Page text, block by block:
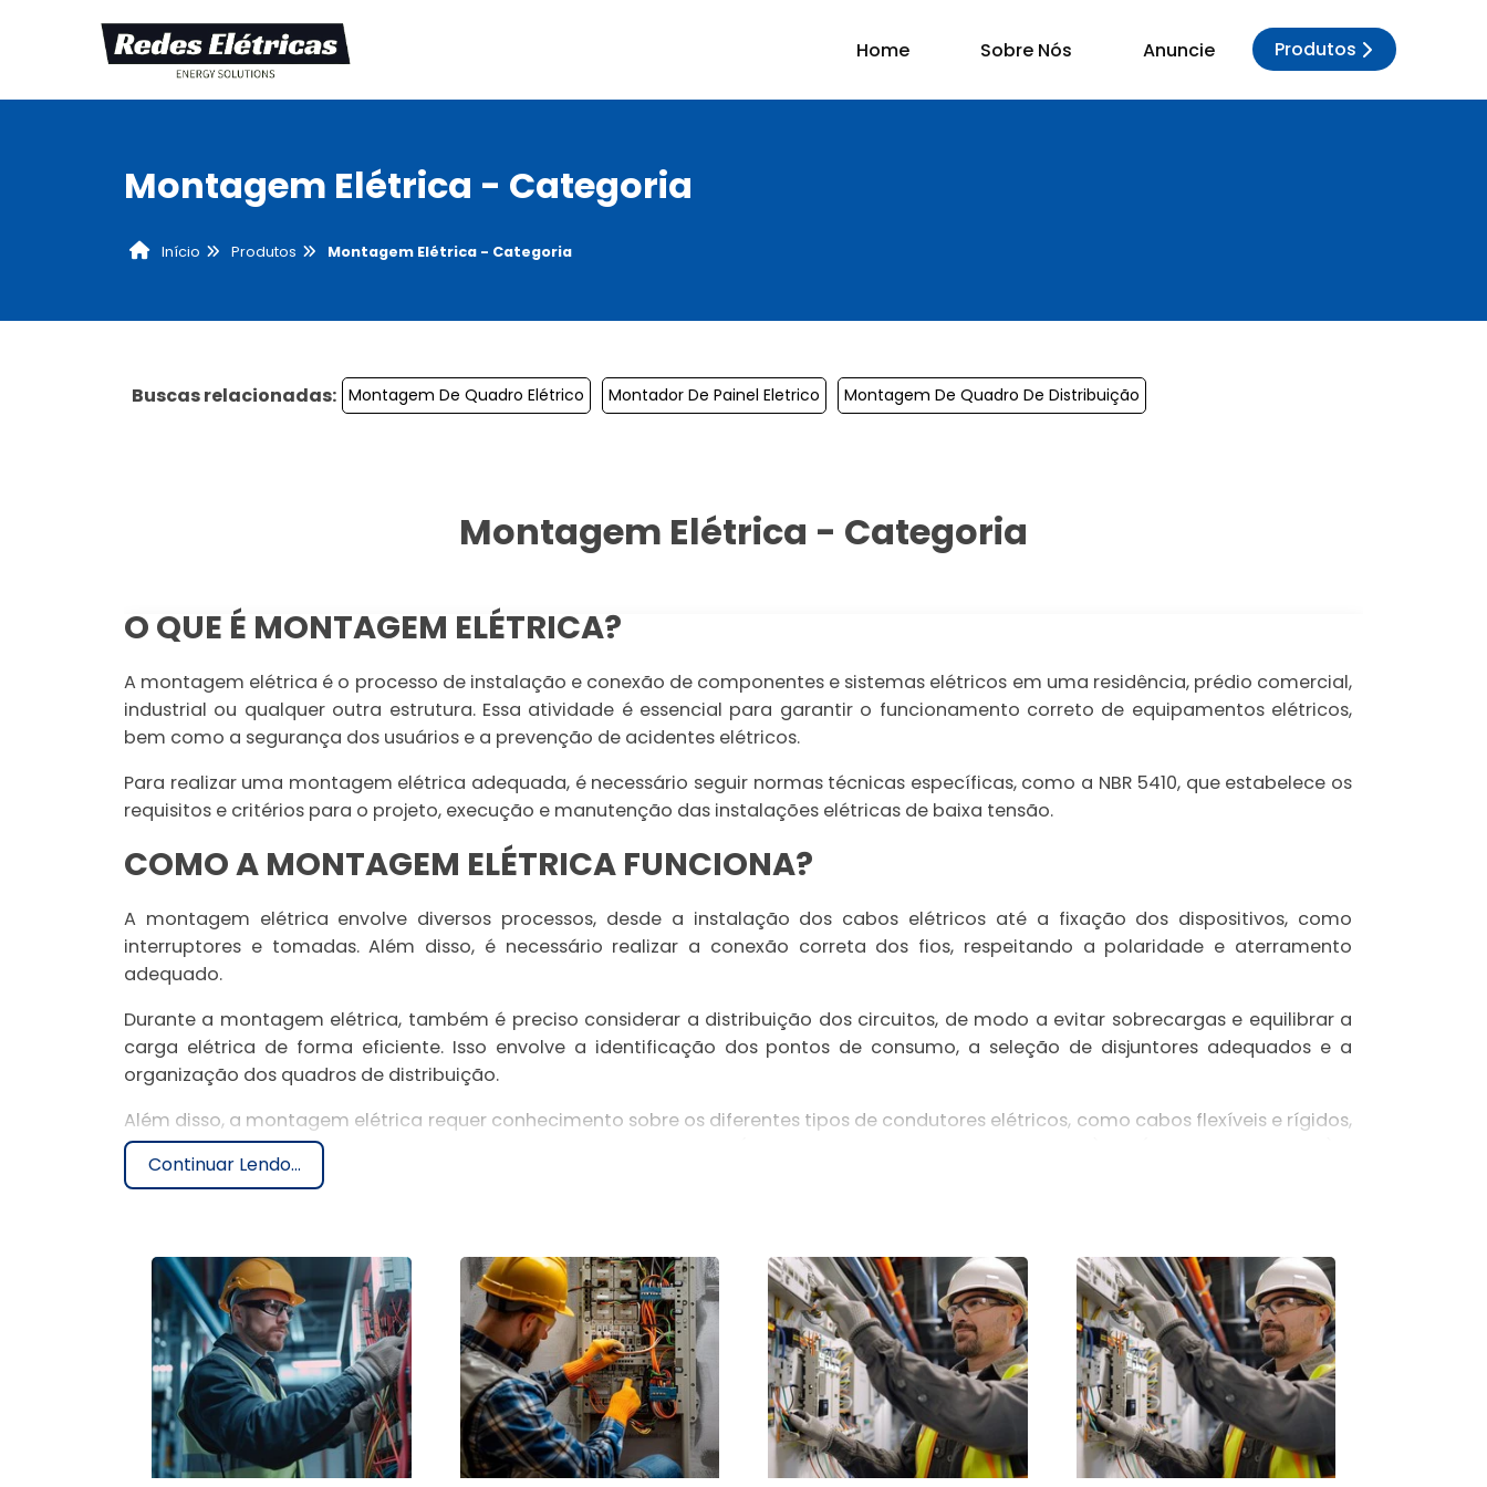
Home Sobre Nós Anuncie Produtos
Montagem Elétrica - Categoria
Início Produtos Montagem Elétrica - Categoria
Buscas relacionadas: Montagem De Quadro Elétrico Montador De Painel Eletrico Montagem De Quadro De Distribuição
Montagem Elétrica - Categoria
O QUE É MONTAGEM ELÉTRICA?
A montagem elétrica é o processo de instalação e conexão de componentes e sistemas elétricos em uma residência, prédio comercial,
industrial ou qualquer outra estrutura. Essa atividade é essencial para garantir o funcionamento correto de equipamentos elétricos,
bem como a segurança dos usuários e a prevenção de acidentes elétricos.
Para realizar uma montagem elétrica adequada, é necessário seguir normas técnicas específicas, como a NBR 5410, que estabelece os
requisitos e critérios para o projeto, execução e manutenção das instalações elétricas de baixa tensão.
COMO A MONTAGEM ELÉTRICA FUNCIONA?
A montagem elétrica envolve diversos processos, desde a instalação dos cabos elétricos até a fixação dos dispositivos, como
interruptores e tomadas. Além disso, é necessário realizar a conexão correta dos fios, respeitando a polaridade e aterramento
adequado.
Durante a montagem elétrica, também é preciso considerar a distribuição dos circuitos, de modo a evitar sobrecargas e equilibrar a
carga elétrica de forma eficiente. Isso envolve a identificação dos pontos de consumo, a seleção de disjuntores adequados e a
organização dos quadros de distribuição.
Além disso, a montagem elétrica requer conhecimento sobre os diferentes tipos de condutores elétricos, como cabos flexíveis e rígidos,
bem como a adequação dos dispositivos de proteção, como DPS (Dispositivo de Proteção contra Surtos), DR (Dispositivo Residual) e
fusíveis, quando necessário.
Existem diferentes tipos de montagem elétrica, que variam de acordo com a finalidade da instalação. Alguns dos principais são:
Montagem elétrica residencial: utilizada em casas, apartamentos e condomínios residenciais, com o objetivo de suprir a demanda de
energia para iluminação, tomadas e equipamentos eletrodomésticos.
Montagem elétrica comercial: aplicada em estabelecimentos comerciais, como lojas, escritórios e restaurantes, visando atender às
necessidades elétricas específicas desses ambientes.
Montagem elétrica industrial: voltada para o setor industrial, engloba a instalação de sistemas elétricos mais complexos, com o objetivo
Continuar Lendo...